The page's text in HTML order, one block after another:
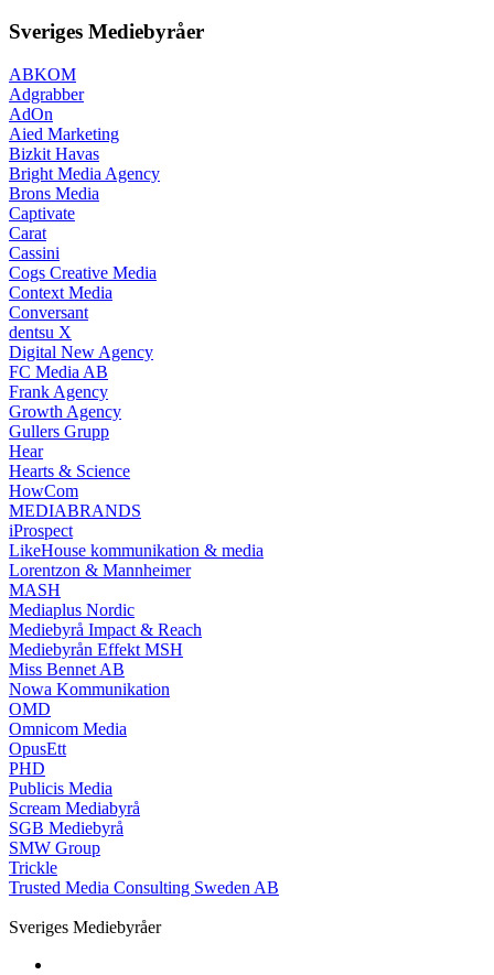
Sveriges Mediebyråer
ABKOM
Adgrabber
AdOn
Aied Marketing
Bizkit Havas
Bright Media Agency
Brons Media
Captivate
Carat
Cassini
Cogs Creative Media
Context Media
Conversant
dentsu X
Digital New Agency
FC Media AB
Frank Agency
Growth Agency
Gullers Grupp
Hear
Hearts & Science
HowCom
MEDIABRANDS
iProspect
LikeHouse kommunikation & media
Lorentzon & Mannheimer
MASH
Mediaplus Nordic
Mediebyrå Impact & Reach
Mediebyrån Effekt MSH
Miss Bennet AB
Nowa Kommunikation
OMD
Omnicom Media
OpusEtt
PHD
Publicis Media
Scream Mediabyrå
SGB Mediebyrå
SMW Group
Trickle
Trusted Media Consulting Sweden AB
Sveriges Mediebyråer